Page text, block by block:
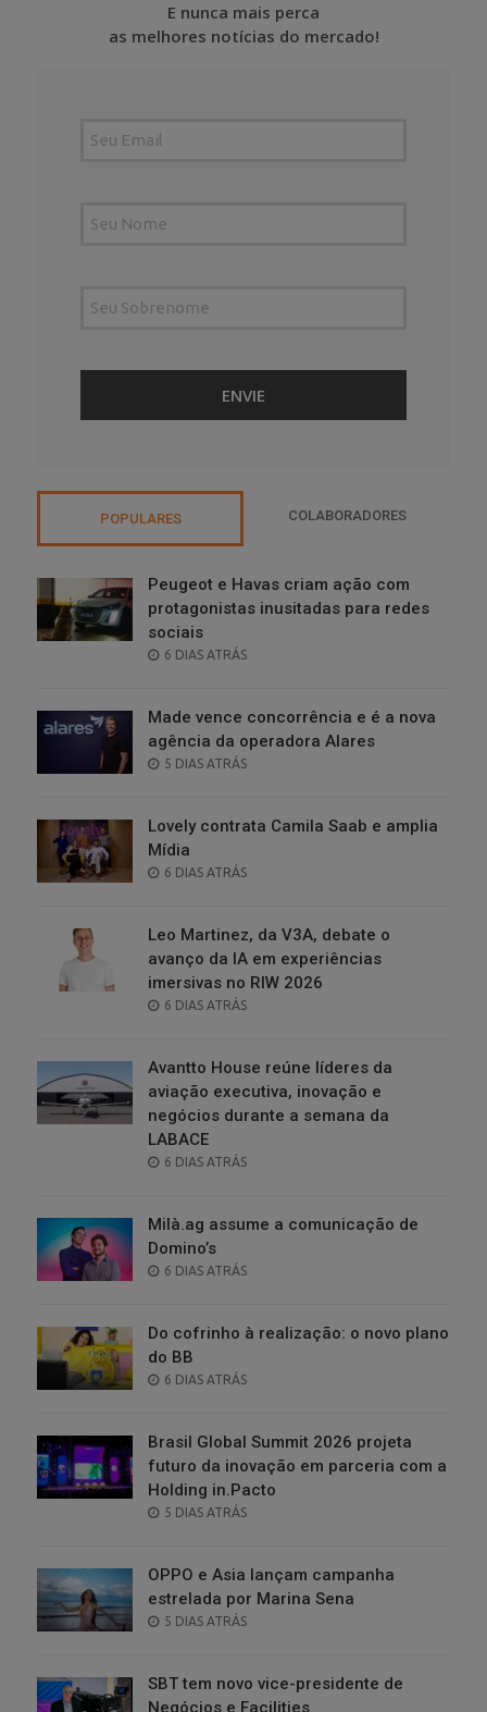
E nunca mais perca
as melhores notícias do mercado!
POPULARES COLABORADORES
Peugeot e Havas criam ação com
protagonistas inusitadas para redes
sociais
POSTED
6 DIAS ATRÁS
Made vence concorrência e é a nova
agência da operadora Alares
POSTED
5 DIAS ATRÁS
Lovely contrata Camila Saab e amplia
Mídia
POSTED
6 DIAS ATRÁS
Leo Martinez, da V3A, debate o
avanço da IA em experiências
imersivas no RIW 2026
POSTED
6 DIAS ATRÁS
Avantto House reúne líderes da
aviação executiva, inovação e
negócios durante a semana da
LABACE
POSTED
6 DIAS ATRÁS
Milà.ag assume a comunicação de
Domino’s
POSTED
6 DIAS ATRÁS
Do cofrinho à realização: o novo plano
do BB
POSTED
6 DIAS ATRÁS
Brasil Global Summit 2026 projeta
futuro da inovação em parceria com a
Holding in.Pacto
POSTED
5 DIAS ATRÁS
OPPO e Asia lançam campanha
estrelada por Marina Sena
POSTED
5 DIAS ATRÁS
SBT tem novo vice-presidente de
Negócios e Facilities